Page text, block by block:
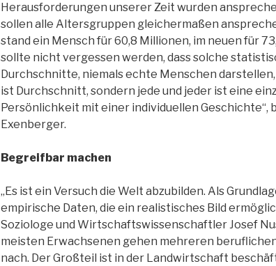
Herausforderungen unserer Zeit wurden
sollen alle Altersgruppen gleichermaßen
stand ein Mensch für 60,8 Millionen, im neuen für
sollte nicht vergessen werden, dass solche
Durchschnitte, niemals echte Menschen
ist Durchschnitt, sondern jede und jeder ist eine
Persönlichkeit mit einer individuellen Geschichte“,
Exenberger.
Begreifbar machen
„Es ist ein Versuch die Welt abzubilden. Als
empirische Daten, die ein realistisches Bild
Soziologe und Wirtschaftswissenschaftler Josef
meisten Erwachsenen gehen mehreren
nach. Der Großteil ist in der Landwirtschaft